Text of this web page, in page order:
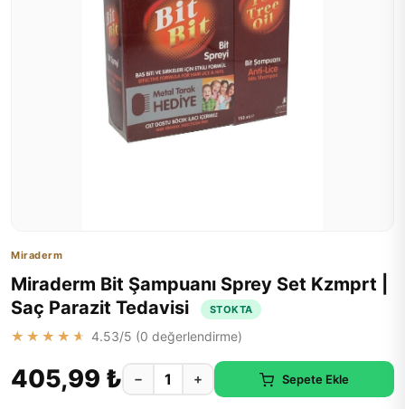
Miraderm
Miraderm Bit Şampuanı Sprey Set Kzmprt |
Saç Parazit Tedavisi
STOKTA
★★★★★ 4.53/5 (0 değerlendirme)
405,99 ₺ − + Sepete Ekle